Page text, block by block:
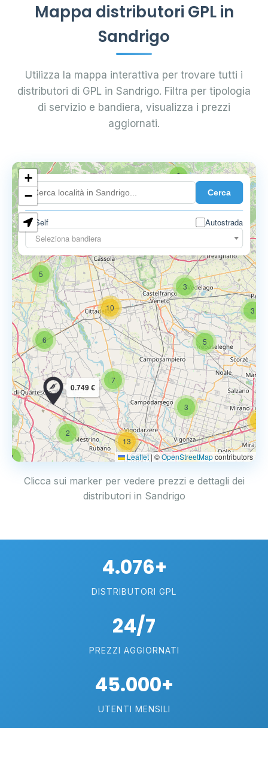
Mappa distributori GPL in
Sandrigo
Utilizza la mappa interattiva per trovare tutti i
distributori di GPL in Sandrigo. Filtra per tipologia
di servizio e bandiera, visualizza i prezzi
aggiornati.
Cerca
Self
Autostrada
Seleziona bandiera
3
14
3
2
5
6
4
2
5
3
6
10
7
13
0.749 €
+
−
Leaflet | ©OpenStreetMapcontributors
Clicca sui marker per vedere prezzi e dettagli dei
distributori in Sandrigo
4.076+
DISTRIBUTORI GPL
24/7
PREZZI AGGIORNATI
45.000+
UTENTI MENSILI